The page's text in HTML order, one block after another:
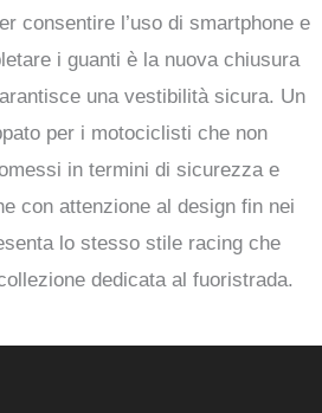
consentire l’uso di smartphone e
i guanti è la nuova chiusura
una vestibilità sicura. Un
per i motociclisti che non
in termini di sicurezza e
con attenzione al design fin nei
lo stesso stile racing che
dedicata al fuoristrada.